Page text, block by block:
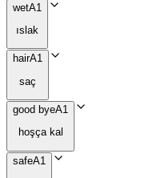
wetA1
ıslak
hairA1
saç
good byeA1
hoşça kal
safeA1